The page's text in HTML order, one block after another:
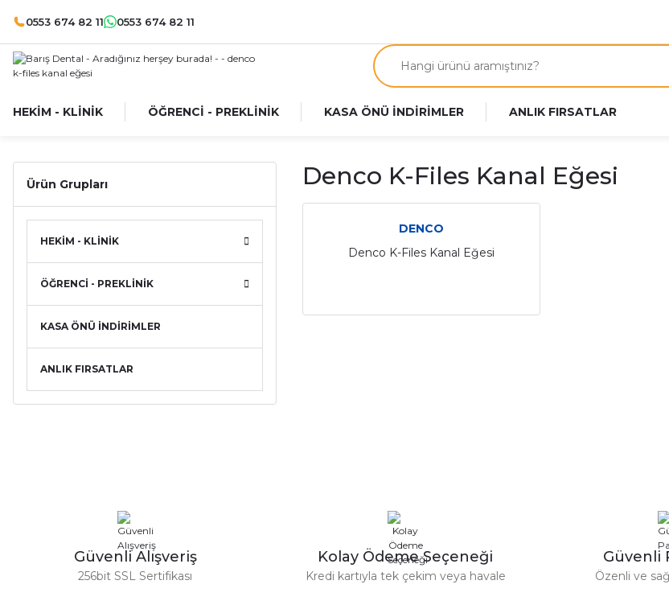
0553 674 82 11 0553 674 82 11
HEKİM - KLİNİK ÖĞRENCİ - PREKLİNİK KASA ÖNÜ İNDİRİMLER ANLIK FIRSATLAR
Ürün Grupları
HEKİM - KLİNİK
ÖĞRENCİ - PREKLİNİK
KASA ÖNÜ İNDİRİMLER
ANLIK FIRSATLAR
Denco K-Files Kanal Eğesi
DENCO
Denco K-Files Kanal Eğesi
Güvenli Alışveriş
256bit SSL Sertifikası
Kolay Ödeme Seçeneği
Kredi kartıyla tek çekim veya havale
Güvenli
Özenli ve